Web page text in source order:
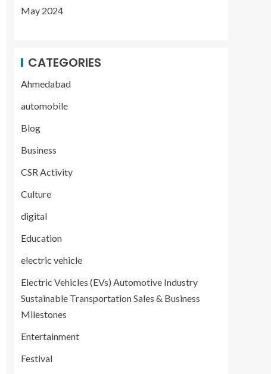
May 2024
CATEGORIES
Ahmedabad
automobile
Blog
Business
CSR Activity
Culture
digital
Education
electric vehicle
Electric Vehicles (EVs) Automotive Industry
Sustainable Transportation Sales & Business
Milestones
Entertainment
Festival